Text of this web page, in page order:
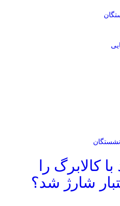
کالابرگ را
شارژ شد؟